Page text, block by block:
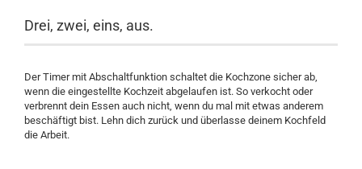
Drei, zwei, eins, aus.
Der Timer mit Abschaltfunktion schaltet die Kochzone sicher ab,
wenn die eingestellte Kochzeit abgelaufen ist. So verkocht oder
verbrennt dein Essen auch nicht, wenn du mal mit etwas anderem
beschäftigt bist. Lehn dich zurück und überlasse deinem Kochfeld
die Arbeit.